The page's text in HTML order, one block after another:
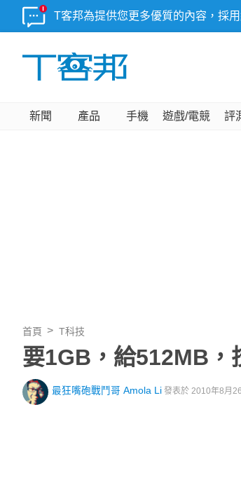
T客邦為提供您更多優質的內容，採
新聞 產品 手機 遊戲/電競 評
首頁 T科技
要1GB，給512MB，
最狂嘴砲戰鬥哥 Amola Li 發表於 2010年8月